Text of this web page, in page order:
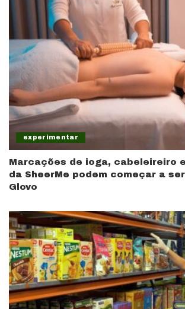
experimentar
Marcações de ioga, cabeleireiro
da SheerMe podem começar a
Glovo